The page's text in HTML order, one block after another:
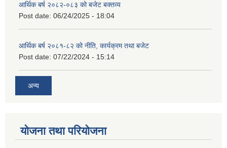
आर्थिक बर्ष २०८२-०८३ को बजेट बक्तव्य
Post date: 06/24/2025 - 18:04
आर्थिक बर्ष २०८१-८२ को नीति, कार्यक्रम तथा बजेट
Post date: 07/22/2024 - 15:14
अन्य
योजना तथा परियोजना